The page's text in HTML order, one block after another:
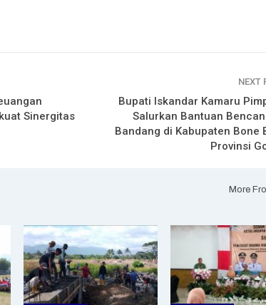
Sinergitas
NEXT
Bupati Iskandar Kamaru
Salurkan Bantuan
Bandang di Kabupaten Bone
Provinsi
More